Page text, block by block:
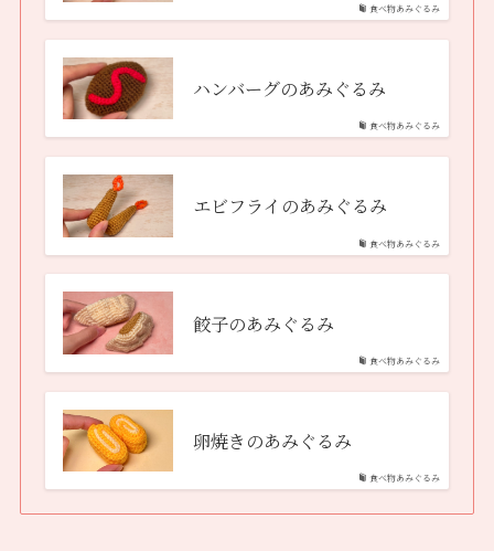
食べ物あみぐるみ
食べ物あみぐるみ
ハンバーグのあみぐるみ
食べ物あみぐるみ
エビフライのあみぐるみ
食べ物あみぐるみ
餃子のあみぐるみ
食べ物あみぐるみ
卵焼きのあみぐるみ